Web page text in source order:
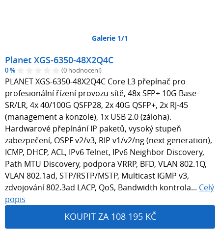
Galerie 1/1
Planet XGS-6350-48X2Q4C
0 % (0 hodnocení)
PLANET XGS-6350-48X2Q4C Core L3 přepínač pro
profesionální řízení provozu sítě, 48x SFP+ 10G Base-
SR/LR, 4x 40/100G QSFP28, 2x 40G QSFP+, 2x RJ-45
(management a konzole), 1x USB 2.0 (záloha).
Hardwarové přepínání IP paketů, vysoký stupeň
zabezpečení, OSPF v2/v3, RIP v1/v2/ng (next generation),
ICMP, DHCP, ACL, IPv6 Telnet, IPv6 Neighbor Discovery,
Path MTU Discovery, podpora VRRP, BFD, VLAN 802.1Q,
VLAN 802.1ad, STP/RSTP/MSTP, Multicast IGMP v3,
zdvojování 802.3ad LACP, QoS, Bandwidth kontrola... Celý
popis
KOUPIT ZA 108 195 KČ